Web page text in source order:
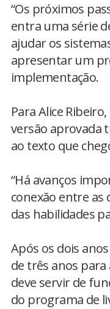
“Os próximos
entra uma série
ajudar os
apresentar um
implementação.
Para Alice
versão aprovada
ao texto que
“Há avanços
conexão entre as
das habilidades
Após os dois
de três anos para
deve servir de
do programa de